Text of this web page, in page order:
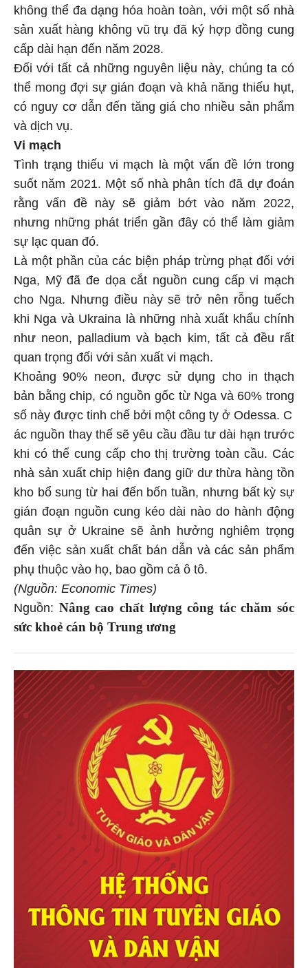
không thể đa dạng hóa hoàn toàn, với một số nhà
sản xuất hàng không vũ trụ đã ký hợp đồng cung
cấp dài hạn đến năm 2028.
Đối với tất cả những nguyên liệu này, chúng ta có
thể mong đợi sự gián đoạn và khả năng thiếu hụt,
có nguy cơ dẫn đến tăng giá cho nhiều sản phẩm
và dịch vụ.
Vi mạch
Tình trạng thiếu vi mạch là một vấn đề lớn trong
suốt năm 2021. Một số nhà phân tích đã dự đoán
rằng vấn đề này sẽ giảm bớt vào năm 2022,
nhưng những phát triển gần đây có thể làm giảm
sự lạc quan đó.
Là một phần của các biện pháp trừng phạt đối với
Nga, Mỹ đã đe dọa cắt nguồn cung cấp vi mạch
cho Nga. Nhưng điều này sẽ trở nên rỗng tuếch
khi Nga và Ukraina là những nhà xuất khẩu chính
như neon, palladium và bạch kim, tất cả đều rất
quan trọng đối với sản xuất vi mạch.
Khoảng 90% neon, được sử dụng cho in thạch
bản bằng chip, có nguồn gốc từ Nga và 60% trong
số này được tinh chế bởi một công ty ở Odessa. C
ác nguồn thay thế sẽ yêu cầu đầu tư dài hạn trước
khi có thể cung cấp cho thị trường toàn cầu. Các
nhà sản xuất chip hiện đang giữ dư thừa hàng tồn
kho bổ sung từ hai đến bốn tuần, nhưng bất kỳ sự
gián đoạn nguồn cung kéo dài nào do hành động
quân sự ở Ukraine sẽ ảnh hưởng nghiêm trọng
đến việc sản xuất chất bán dẫn và các sản phẩm
phụ thuộc vào họ, bao gồm cả ô tô.
(Nguồn: Economic Times)
Nguồn: Nâng cao chất lượng công tác chăm sóc
sức khoẻ cán bộ Trung ương